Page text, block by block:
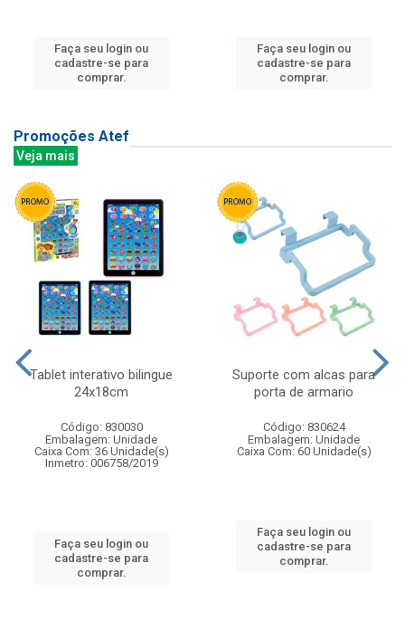
Faça seu login ou
cadastre-se para
comprar.
Faça seu login ou
cadastre-se para
comprar.
Promoções Atef
Veja mais
Tablet interativo bilingue
24x18cm
Código: 830030
Embalagem: Unidade
Caixa Com: 36 Unidade(s)
Inmetro: 006758/2019
Faça seu login ou
cadastre-se para
comprar.
Suporte com alcas para
porta de armario
Código: 830624
Embalagem: Unidade
Caixa Com: 60 Unidade(s)
Faça seu login ou
cadastre-se para
comprar.